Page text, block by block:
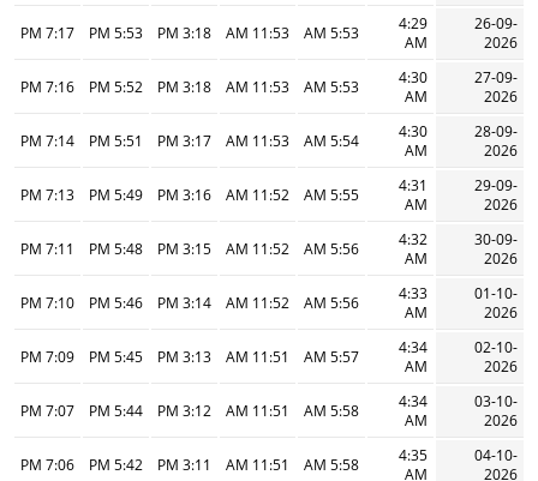
26-09-
2026
4:29
AM
5:53 AM
11:53 AM
3:18 PM
5:53 PM
7:17 PM
27-09-
2026
4:30
AM
5:53 AM
11:53 AM
3:18 PM
5:52 PM
7:16 PM
28-09-
2026
4:30
AM
5:54 AM
11:53 AM
3:17 PM
5:51 PM
7:14 PM
29-09-
2026
4:31
AM
5:55 AM
11:52 AM
3:16 PM
5:49 PM
7:13 PM
30-09-
2026
4:32
AM
5:56 AM
11:52 AM
3:15 PM
5:48 PM
7:11 PM
01-10-
2026
4:33
AM
5:56 AM
11:52 AM
3:14 PM
5:46 PM
7:10 PM
02-10-
2026
4:34
AM
5:57 AM
11:51 AM
3:13 PM
5:45 PM
7:09 PM
03-10-
2026
4:34
AM
5:58 AM
11:51 AM
3:12 PM
5:44 PM
7:07 PM
04-10-
2026
4:35
AM
5:58 AM
11:51 AM
3:11 PM
5:42 PM
7:06 PM